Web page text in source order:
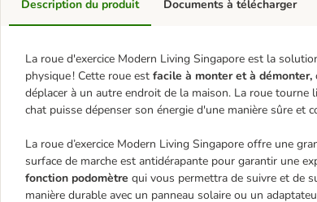
Description du produit
La roue d'exercice Modern Living Singapore est la
physique ! Cette roue est facile à monter et à démonter,
déplacer à un autre endroit de la maison. La roue
chat puisse dépenser son énergie d'une manière sûre et
La roue d’exercice Modern Living Singapore offre une
surface de marche est antidérapante pour garantir une
fonction podomètre qui vous permettra de suivre et de
manière durable avec un panneau solaire ou un
Documents à télécharger